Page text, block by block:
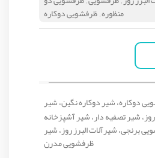
منظوره,ظرفشویی دوکاره
دوکاره، شیر دوکاره نگین، شیر
شیر تصفیه دار، شیر آشپزخانه
برنجی، شیرآلات البرز روز، شیر
ظرفشویی مدرن